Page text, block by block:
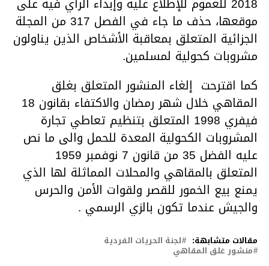
موقعها، حذف ما جاء في الفصل 317 من المجلة
الجزائية المتعلق بمعاقبة الأشخاص الذين يناولون
مشروبات كحولية لمسلمين.
كما اقترحت إلغاء المنشور المتعلق بغلق
المقاهي خلال شهر رمضان والاكتفاء بقانون 18
فيفري 1998 المتعلق بتنظيم تعاطي تجارة
المشروبات الكحولية المعدة للحمل والى ما نص
عليه الفضل 35 من قانون 7 نوفمبر 1959
المتعلق بالمقاهي والمحلات المماثلة لها الذي
يمنع بيع الخمور للقصر ولقوات الأمن والحرس
والجيش عندما تكون بالزي الرسمي .
مقالات متشابهة: لجنة الحريات الفردية
منشور غلق المقاهي